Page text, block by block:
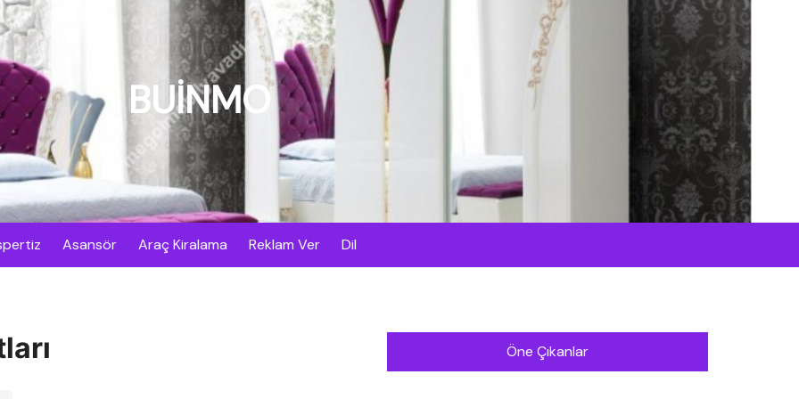
BUİNMO
Asansör Araç Kiralama Reklam Ver Dil
Öne Çıkanlar